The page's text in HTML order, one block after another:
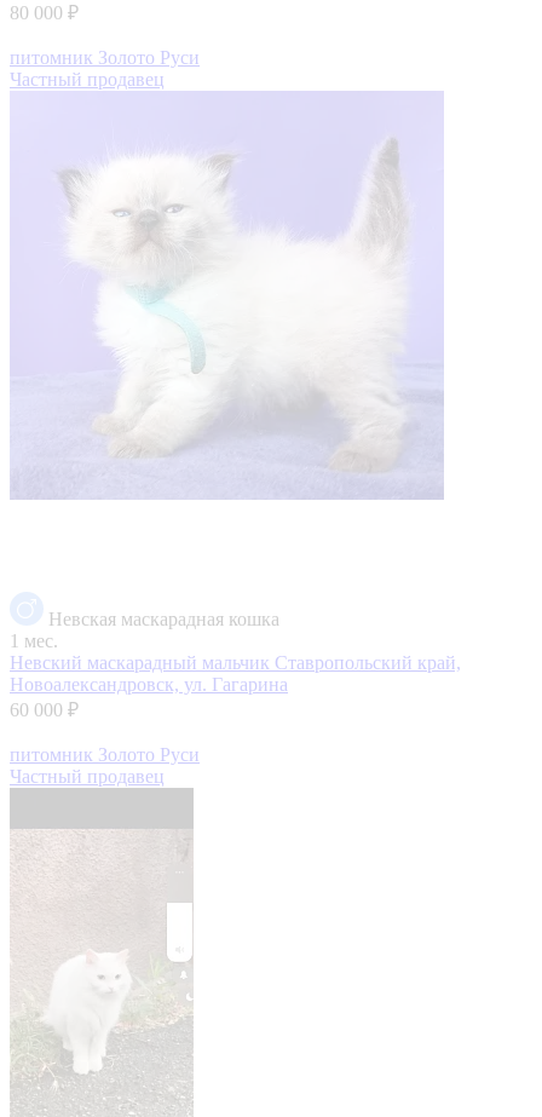
80 000 ₽
питомник Золото Руси
Частный продавец
Невская маскарадная кошка
1 мес.
Невский маскарадный мальчик Ставропольский край,
Новоалександровск, ул. Гагарина
60 000 ₽
питомник Золото Руси
Частный продавец